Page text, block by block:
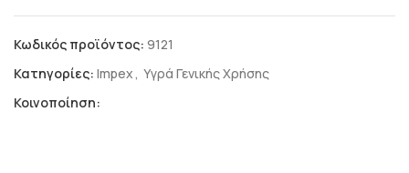
Κωδικός προϊόντος: 9121
Κατηγορίες: Impex, Υγρά Γενικής Χρήσης
Κοινοποίηση: